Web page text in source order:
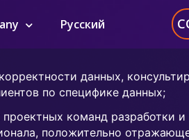
Русский
данных,
по специфике данных;
команд разработки и
положительно